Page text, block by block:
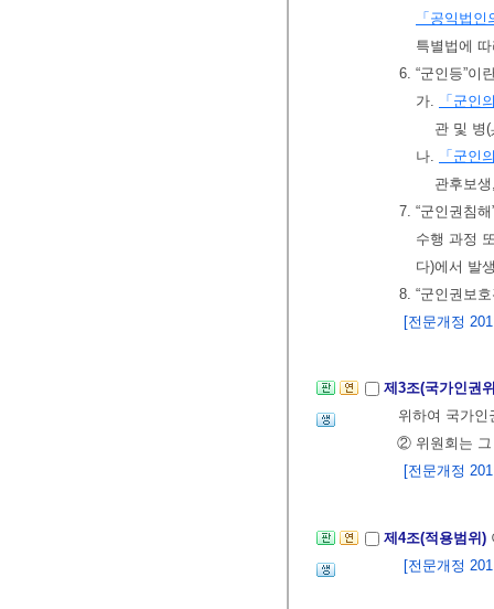
「공익법
특별법에
6. “군인등”이
가.
「군인
관 및 병(
나.
「군인
관후보
7. “군인권침
수행 과정
다)에서 발
8. “군인권보
[전문개정
제3조(국가인권
위하여 국가인
② 위원회는 그
[전문개정
제4조(적용범위)
[전문개정